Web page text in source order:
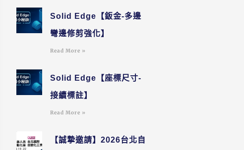
Solid Edge【鈑金-多邊
彎邊修剪強化】
Read More »
Solid Edge【座標尺寸-
接續標註】
Read More »
【誠摯邀請】2026台北自